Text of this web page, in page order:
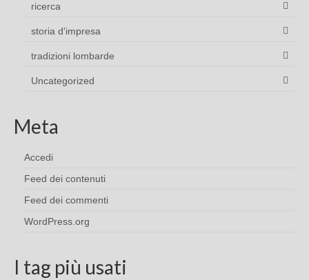
ricerca
storia d'impresa
tradizioni lombarde
Uncategorized
Meta
Accedi
Feed dei contenuti
Feed dei commenti
WordPress.org
I tag più usati